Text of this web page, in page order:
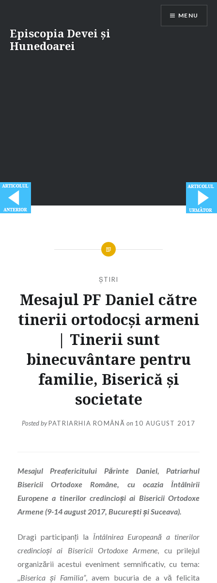
content
Episcopia Devei și
Hunedoarei
MENU
ȘTIRI
Mesajul PF Daniel către
tinerii ortodocși armeni
| Tinerii sunt
binecuvântare pentru
familie, Biserică şi
societate
Posted byPATRIARHIA ROMÂNĂ on 10 AUGUST 2017
Mesajul Preafericitului Părinte Daniel, Patriarhul
Bisericii Ortodoxe Române, cu ocazia Întâlnirii
Europene a tinerilor credincioși ai Bisericii Ortodoxe
Armene (9-14 august 2017, București și Suceava).
Dragi participanți la Întâlnirea Europeană a tinerilor
credincioși ai Bisericii Ortodoxe Armene, cu prilejul
organizării acestui eveniment semnificativ, cu tema:
,,Biserica și Familia”, avem bucuria de a vă felicita